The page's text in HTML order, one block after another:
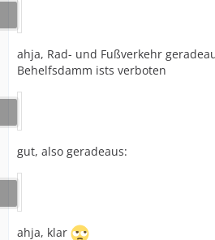
ahja, Rad- und Fußverkehr
Behelfsdamm ists verboten
gut, also geradeaus:
ahja, klar